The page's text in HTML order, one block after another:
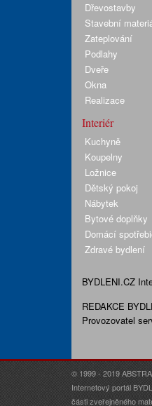
Dřevostavby
Stavební
Zateplování
Podlahy
Dveře
Okna
Realizace
Interiér
Kuchyně
Koupelny
Ložnice
Dětský pokoj
Nábytek
Bytové doplňky
Domácí
Zdravé bydlení
BYDLENI.CZ
REDAKCE
Provozovatel
© 1999 - 2019
Internetový portál
části zveřejněného